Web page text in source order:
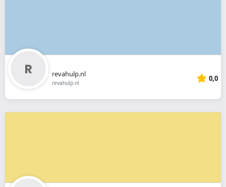
revahulp.nl
revahulp.nl 0,0